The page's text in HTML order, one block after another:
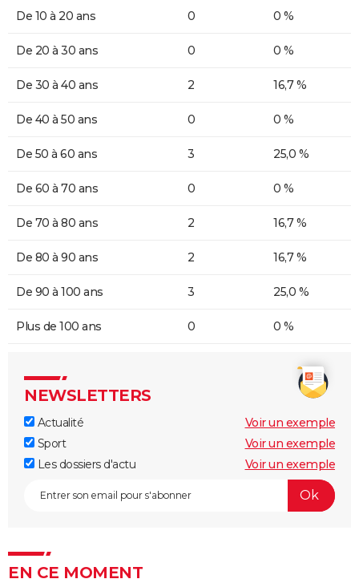
De 10 à 20 ans 0 0 %
De 20 à 30 ans 0 0 %
De 30 à 40 ans 2 16,7 %
De 40 à 50 ans 0 0 %
De 50 à 60 ans 3 25,0 %
De 60 à 70 ans 0 0 %
De 70 à 80 ans 2 16,7 %
De 80 à 90 ans 2 16,7 %
De 90 à 100 ans 3 25,0 %
Plus de 100 ans 0 0 %
NEWSLETTERS
Actualité
Voir un exemple
Sport
Voir un exemple
Les dossiers d'actu
Voir un exemple
EN CE MOMENT